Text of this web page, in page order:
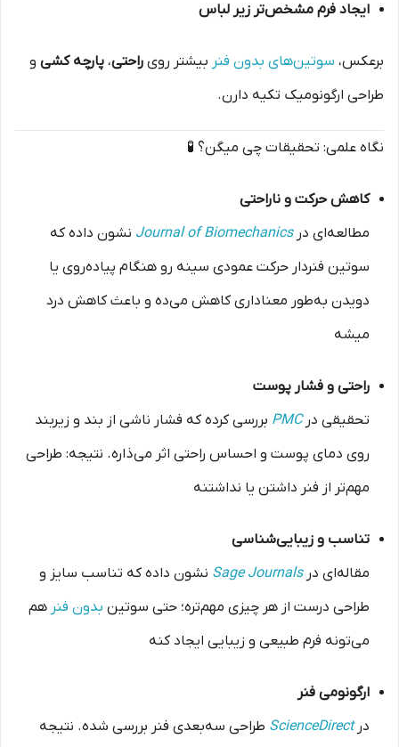
ایجاد فرم مشخص‌تر زیر لباس
برعکس، سوتین‌های بدون فنر بیشتر روی راحتی، پارچه کشی و
طراحی ارگونومیک تکیه دارن.
نگاه علمی: تحقیقات چی میگن؟ 🧪
کاهش حرکت و ناراحتی
مطالعه‌ای درJournal of Biomechanics نشون داده که
سوتین فنردار حرکت عمودی سینه رو هنگام پیاده‌روی یا
دویدن به‌طور معناداری کاهش می‌ده و باعث کاهش درد
میشه
راحتی و فشار پوست
تحقیقی درPMC بررسی کرده که فشار ناشی از بند و زیر‌بند
روی دمای پوست و احساس راحتی اثر می‌ذاره. نتیجه: طراحی
مهم‌تر از فنر داشتن یا نداشتنه
تناسب و زیبایی‌شناسی
مقاله‌ای درSage Journals نشون داده که تناسب سایز و
طراحی درست از هر چیزی مهم‌تره؛ حتی سوتین بدون فنر هم
می‌تونه فرم طبیعی و زیبایی ایجاد کنه
ارگونومی فنر
درScienceDirect طراحی سه‌بعدی فنر بررسی شده. نتیجه